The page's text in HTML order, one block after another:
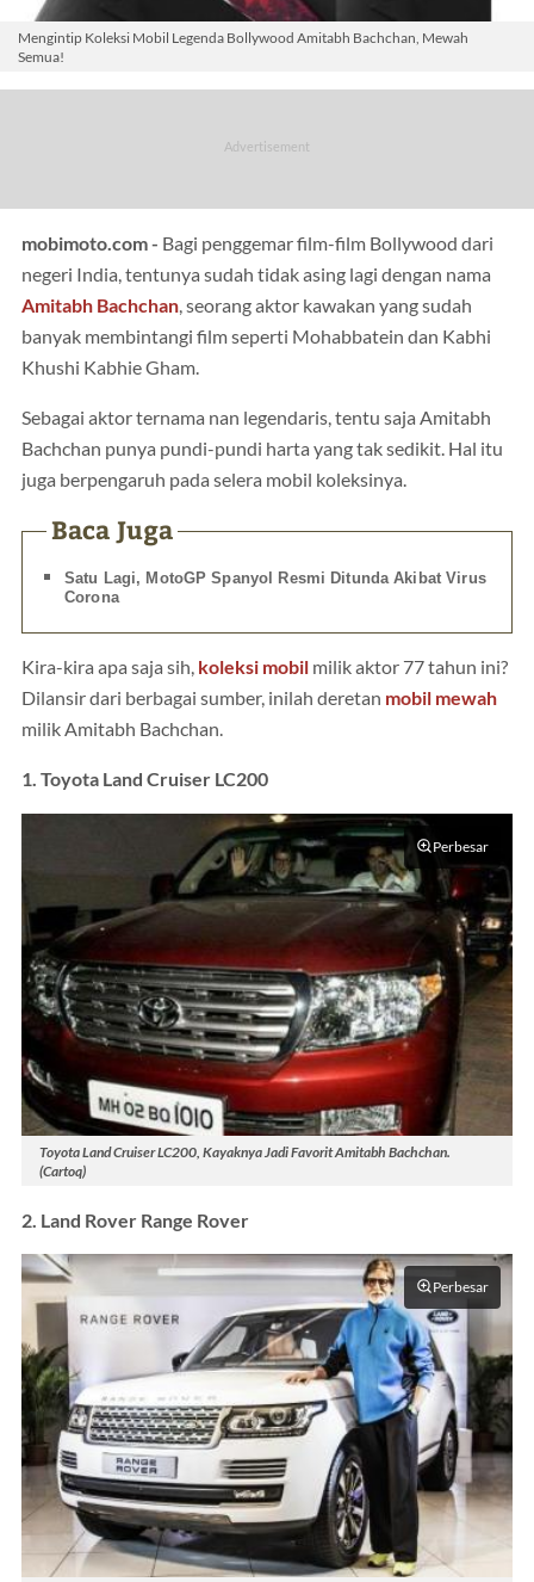
Mengintip Koleksi Mobil Legenda Bollywood Amitabh Bachchan, Mewah
Semua!
mobimoto.com - Bagi penggemar film-film Bollywood dari
negeri India, tentunya sudah tidak asing lagi dengan nama
Amitabh Bachchan, seorang aktor kawakan yang sudah
banyak membintangi film seperti Mohabbatein dan Kabhi
Khushi Kabhie Gham.
Sebagai aktor ternama nan legendaris, tentu saja Amitabh
Bachchan punya pundi-pundi harta yang tak sedikit. Hal itu
juga berpengaruh pada selera mobil koleksinya.
Baca Juga
Satu Lagi, MotoGP Spanyol Resmi Ditunda Akibat Virus
Corona
Kira-kira apa saja sih, koleksi mobil milik aktor 77 tahun ini?
Dilansir dari berbagai sumber, inilah deretan mobil mewah
milik Amitabh Bachchan.
1. Toyota Land Cruiser LC200
Perbesar
Toyota Land Cruiser LC200, Kayaknya Jadi Favorit Amitabh Bachchan.
(Cartoq)
2. Land Rover Range Rover
Perbesar